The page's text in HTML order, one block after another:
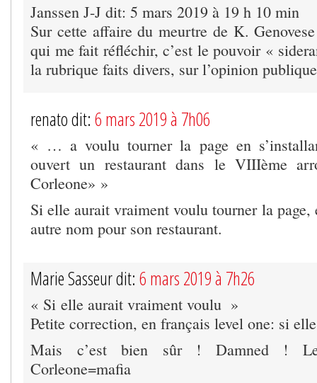
Janssen J-J dit: 5 mars 2019 à 19 h 10 min
Sur cette affaire du meurtre de K.
qui me fait réfléchir, c’est le pouvoir «
la rubrique faits divers, sur l’opinion
renato dit: 6 mars 2019 à 7h06
« … a voulu tourner la page en
ouvert un restaurant dans le VIIIème
Corleone» »
Si elle aurait vraiment voulu tourner la
autre nom pour son restaurant.
Marie Sasseur dit: 6 mars 2019 à 7h26
« Si elle aurait vraiment voulu »
Petite correction, en français level one: si
Mais c’est bien sûr ! Damned !
Corleone=mafia